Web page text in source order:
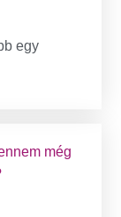
egy
még